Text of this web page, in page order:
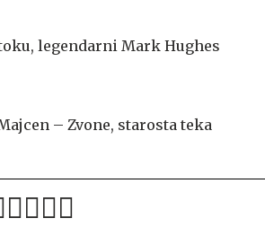
legendarni Mark Hughes
– Zvone, starosta teka